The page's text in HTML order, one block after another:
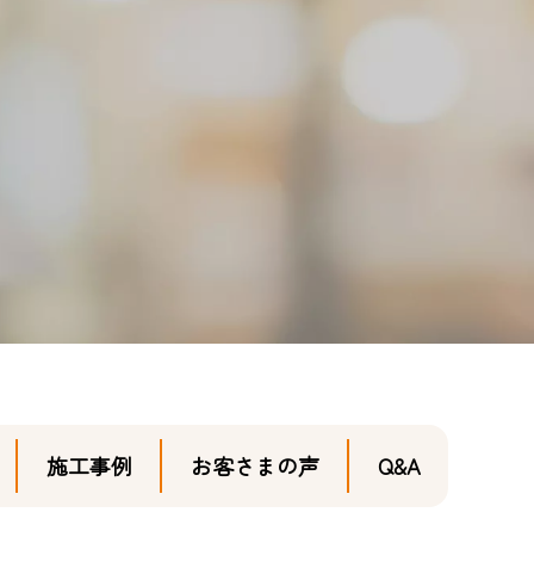
施工事例 お客さまの声 Q&A